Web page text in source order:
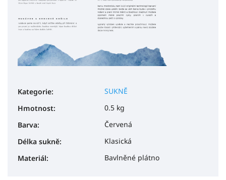
Kategorie:
SUKNĚ
Hmotnost:
0.5 kg
Barva:
Červená
Délka sukně:
Klasická
Materiál: Bavlněné plátno